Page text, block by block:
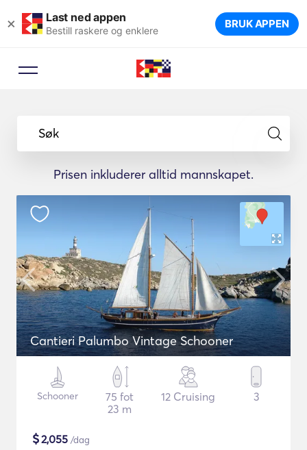
× Last ned appen
Bestill raskere og enklere BRUK APPEN
Søk
Prisen inkluderer alltid mannskapet.
Cantieri Palumbo Vintage Schooner
Schooner
75 fot
23 m
12 Cruising 3
$2,055 /dag